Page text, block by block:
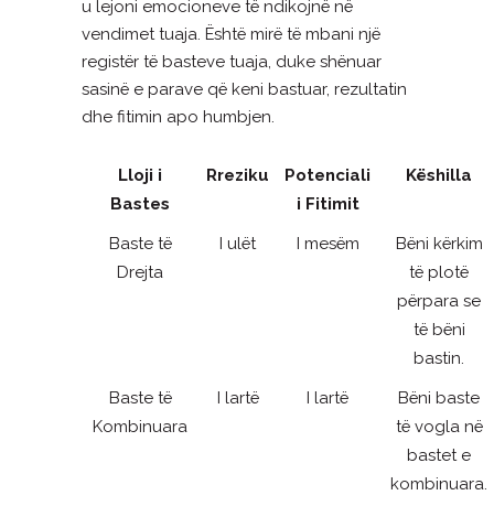
u lejoni emocioneve të ndikojnë në
vendimet tuaja. Është mirë të mbani një
registër të basteve tuaja, duke shënuar
sasinë e parave që keni bastuar, rezultatin
dhe fitimin apo humbjen.
Lloji i
Bastes
Rreziku
Potenciali
i Fitimit
Këshilla
Baste të
Drejta
I ulët I mesëm
Bëni kërkim
të plotë
përpara se
të bëni
bastin.
Baste të
Kombinuara
I lartë I lartë
Bëni baste
të vogla në
bastet e
kombinuara.